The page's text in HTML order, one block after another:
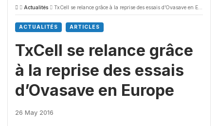
Actualités TxCell se relance grâce à la reprise des essais d’Ovasave en Europe
ACTUALITÉS ARTICLES
TxCell se relance grâce
à la reprise des essais
d’Ovasave en Europe
26 May 2016